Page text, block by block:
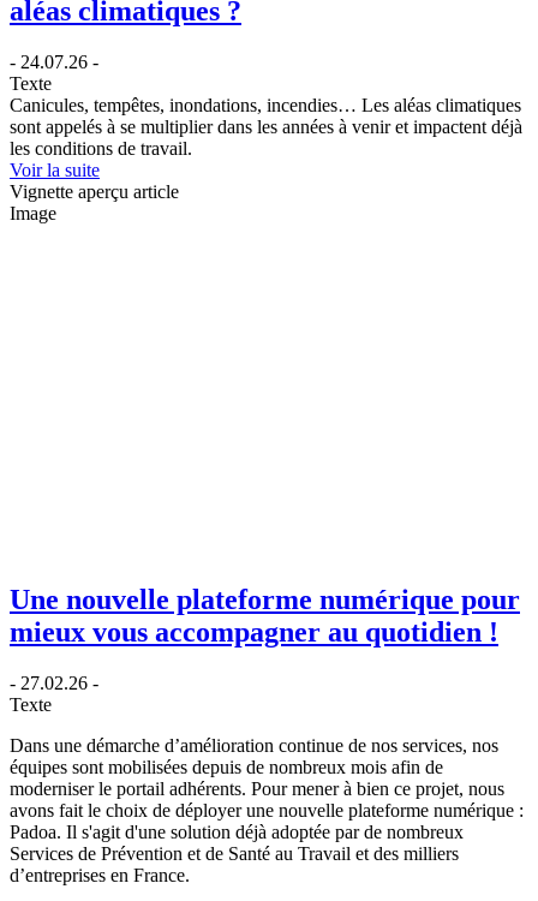
aléas climatiques ?
- 24.07.26 -
Texte
Canicules, tempêtes, inondations, incendies… Les aléas climatiques
sont appelés à se multiplier dans les années à venir et impactent déjà
les conditions de travail.
Voir la suite
Vignette aperçu article
Image
Une nouvelle plateforme numérique pour
mieux vous accompagner au quotidien !
- 27.02.26 -
Texte
Dans une démarche d’amélioration continue de nos services, nos
équipes sont mobilisées depuis de nombreux mois afin de
moderniser le portail adhérents. Pour mener à bien ce projet, nous
avons fait le choix de déployer une nouvelle plateforme numérique :
Padoa. Il s'agit d'une solution déjà adoptée par de nombreux
Services de Prévention et de Santé au Travail et des milliers
d’entreprises en France.